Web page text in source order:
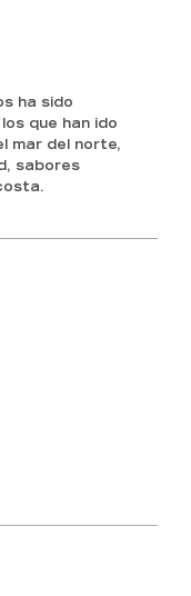
ha sido
que han ido
mar del norte,
sabores